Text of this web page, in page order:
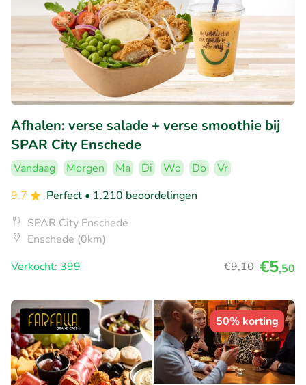
Afhalen: verse salade + verse smoothie bij
SPAR City Enschede
Vandaag Morgen Ma Di Wo Do
Vr
9.7
Perfect • 1.210 beoordelingen
SPAR City Enschede
Enschede (0km)
Verkocht: 399
€9,10 €5,50
50% korting